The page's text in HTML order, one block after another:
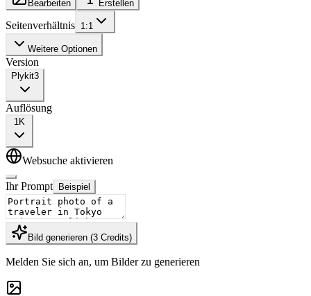
Bearbeiten Erstellen
Seitenverhältnis 1:1
Weitere Optionen
Version
Plykit3
Auflösung
1K
Websuche aktivieren
Ihr Prompt Beispiel
Bild generieren (3 Credits)
Melden Sie sich an, um Bilder zu generieren